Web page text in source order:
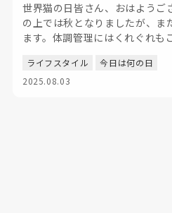
世界猫の日皆さん、おはようご
の上では秋となりましたが、ま
ます。体調管理にはくれぐれも
ライフスタイル
今日は何の日
2025.08.03